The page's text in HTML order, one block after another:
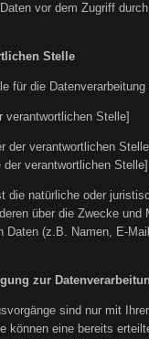
vor dem Zugriff
Stelle
für die
verantwortlichen Stelle]
der verantwortlichen
verantwortlichen Stelle]
die natürliche oder
über die Zwecke und
Daten (z.B. Namen, E-
zur
sind nur mit
können eine bereits